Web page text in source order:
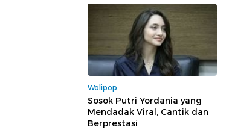
Wolipop
Sosok Putri Yordania yang
Mendadak Viral, Cantik dan
Berprestasi